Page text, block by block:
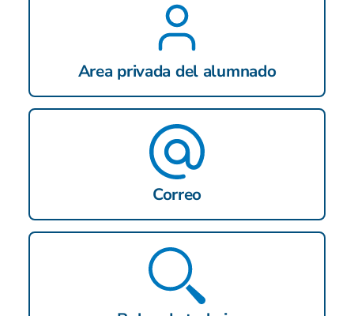
Area privada del alumnado
Correo